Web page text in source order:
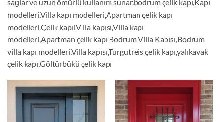
sağlar ve uzun ömürlü kullanım sunar.bodrum çelik kapı,Kapı
modelleri,Villa kapı modelleri,Apartman çelik kapı
modelleri,Çelik kapıiVilla kapısı,Villa kapı
modelleri,Apartman çelik kapı Bodrum Villa Kapısı,Bodrum
villa kapı modelleri,Villa kapısı,Turgutreis çelik kapı,yalıkavak
çelik kapı,Göltürbükü çelik kapı